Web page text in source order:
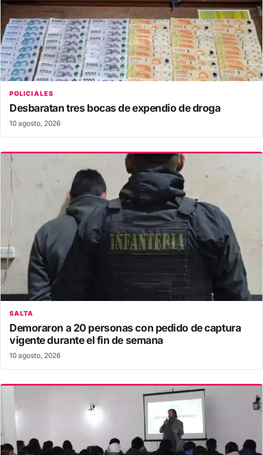
POLICIALES
Desbaratan tres bocas de expendio de droga
10 agosto, 2026
SALTA
Demoraron a 20 personas con pedido de captura
vigente durante el fin de semana
10 agosto, 2026